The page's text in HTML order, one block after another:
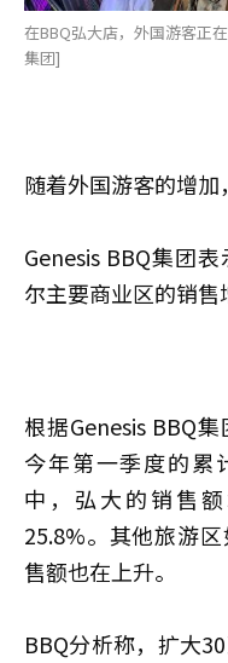
在BBQ弘大店，外国游客正
集团]
随着外国游客的增加
Genesis BBQ集团
尔主要商业区的销售
根据Genesis BBQ
今年第一季度的累
中，弘大的销售
25.8%。其他旅游
售额也在上升。
BBQ分析称，扩大